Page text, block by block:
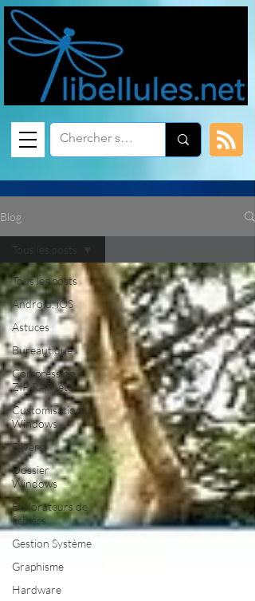
Blog
Tous les posts
Android, iOS
Astuces
Bureautique
Compression
ZIP, RAR, etc.
Customisation
Windows
Divers
Dossier
Windows
Explorateurs de
fichiers
Gestion Système
Graphisme
Hardware